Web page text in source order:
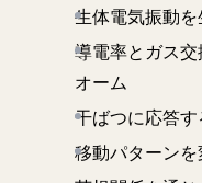
生体電気振動
導電率とガス
オーム
干ばつに応答
移動パターン